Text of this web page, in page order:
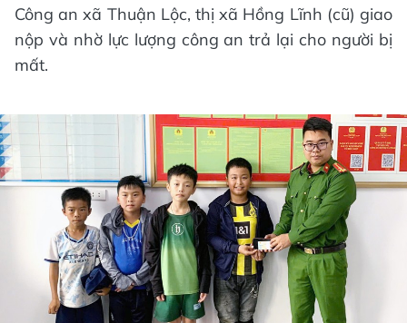
Công an xã Thuận Lộc, thị xã Hồng Lĩnh (cũ) giao
nộp và nhờ lực lượng công an trả lại cho người bị
mất.